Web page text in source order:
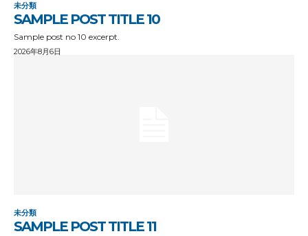
未分類
SAMPLE POST TITLE 10
Sample post no 10 excerpt.
2026年8月6日
未分類
SAMPLE POST TITLE 11